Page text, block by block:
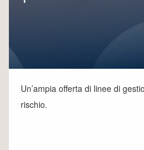
Un’ampia offerta di linee di
rischio.